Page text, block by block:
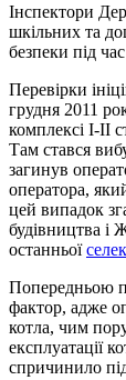
Інспектори
шкільних та
безпеки під
Перевірки
грудня 2011
комплексі І-ІІ
Там стався
загинув
оператора,
цей випадок
будівництва і
останньої
Попередньою
фактор, адже
котла, чим
експлуатації
спричинило